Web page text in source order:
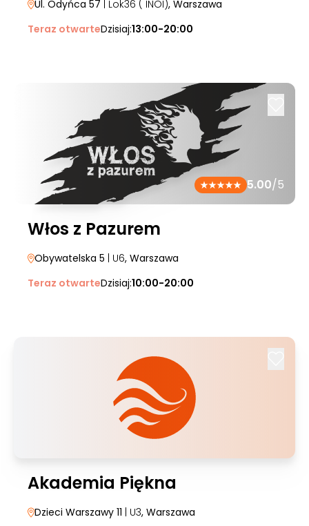
Ul. Odyńca 57 | Lok36 ( INOI), Warszawa
Teraz otwarteDzisiaj:13:00-20:00
5.00/5
Włos z Pazurem
Obywatelska 5 | U6, Warszawa
Teraz otwarteDzisiaj:10:00-20:00
Akademia Piękna
Dzieci Warszawy 11 | U3, Warszawa